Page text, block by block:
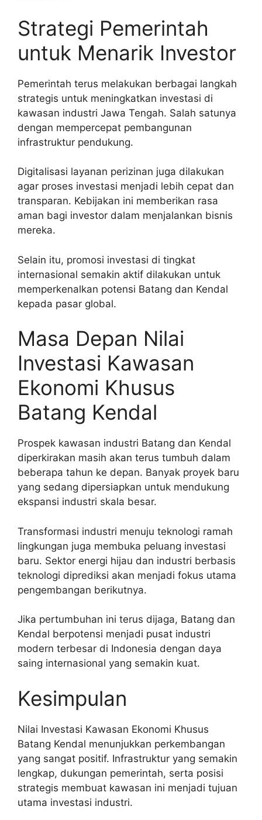
Strategi Pemerintah
untuk Menarik Investor
Pemerintah terus melakukan berbagai langkah
strategis untuk meningkatkan investasi di
kawasan industri Jawa Tengah. Salah satunya
dengan mempercepat pembangunan
infrastruktur pendukung.
Digitalisasi layanan perizinan juga dilakukan
agar proses investasi menjadi lebih cepat dan
transparan. Kebijakan ini memberikan rasa
aman bagi investor dalam menjalankan bisnis
mereka.
Selain itu, promosi investasi di tingkat
internasional semakin aktif dilakukan untuk
memperkenalkan potensi Batang dan Kendal
kepada pasar global.
Masa Depan Nilai
Investasi Kawasan
Ekonomi Khusus
Batang Kendal
Prospek kawasan industri Batang dan Kendal
diperkirakan masih akan terus tumbuh dalam
beberapa tahun ke depan. Banyak proyek baru
yang sedang dipersiapkan untuk mendukung
ekspansi industri skala besar.
Transformasi industri menuju teknologi ramah
lingkungan juga membuka peluang investasi
baru. Sektor energi hijau dan industri berbasis
teknologi diprediksi akan menjadi fokus utama
pengembangan berikutnya.
Jika pertumbuhan ini terus dijaga, Batang dan
Kendal berpotensi menjadi pusat industri
modern terbesar di Indonesia dengan daya
saing internasional yang semakin kuat.
Kesimpulan
Nilai Investasi Kawasan Ekonomi Khusus
Batang Kendal menunjukkan perkembangan
yang sangat positif. Infrastruktur yang semakin
lengkap, dukungan pemerintah, serta posisi
strategis membuat kawasan ini menjadi tujuan
utama investasi industri.